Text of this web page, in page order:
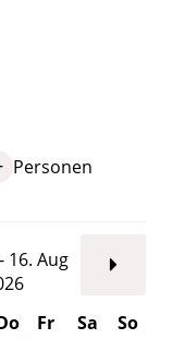
Personen
16. Aug
Fr Sa
So